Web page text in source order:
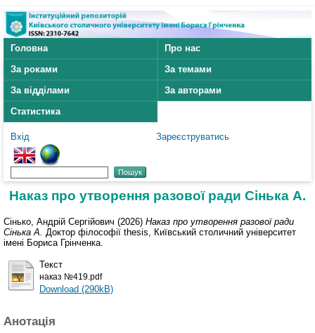
Головна
Про нас
За роками
За темами
За відділами
За авторами
Статистика
Вхід Зареєструватись
Наказ про утворення разової ради Сінька А.
Сінько, Андрій Сергійович (2026) Наказ про утворення разової ради
Сінька А.
Доктор філософії thesis, Київський столичний університет
імені Бориса Грінченка.
Текст
наказ №419.pdf
Download (290kB)
Анотація